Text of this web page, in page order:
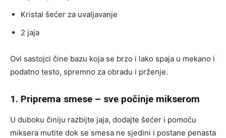
Kristal šećer za uvaljavanje
2 jaja
Ovi sastojci čine bazu koja se brzo i lako spaja u mekano i
podatno testo, spremno za obradu i prženje.
1. Priprema smese – sve počinje mikserom
U duboku činiju razbijte jaja, dodajte šećer i pomoću
miksera mutite dok se smesa ne sjedini i postane penasta